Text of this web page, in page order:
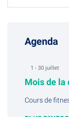
Agenda
1 - 30 juillet
Mois de la
Cours de